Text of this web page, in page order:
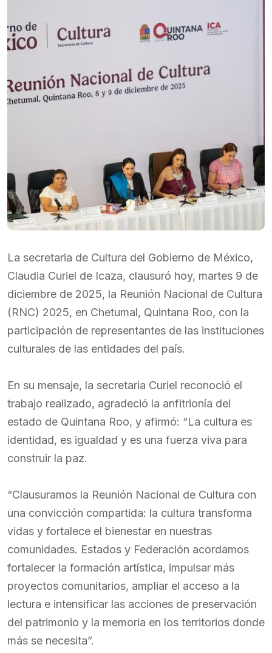
La secretaria de Cultura del Gobierno de México,
Claudia Curiel de Icaza, clausuró hoy, martes 9 de
diciembre de 2025, la Reunión Nacional de Cultura
(RNC) 2025, en Chetumal, Quintana Roo, con la
participación de representantes de las instituciones
culturales de las entidades del país.
En su mensaje, la secretaria Curiel reconoció el
trabajo realizado, agradeció la anfitrionía del
estado de Quintana Roo, y afirmó: “La cultura es
identidad, es igualdad y es una fuerza viva para
construir la paz.
“Clausuramos la Reunión Nacional de Cultura con
una convicción compartida: la cultura transforma
vidas y fortalece el bienestar en nuestras
comunidades. Estados y Federación acordamos
fortalecer la formación artística, impulsar más
proyectos comunitarios, ampliar el acceso a la
lectura e intensificar las acciones de preservación
del patrimonio y la memoria en los territorios donde
más se necesita”.